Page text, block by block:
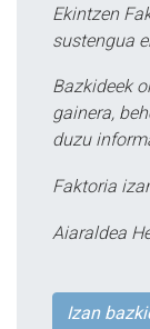
Ekintzen
sustengua
Bazkideek
gainera,
duzu
Faktoria
Aiaraldea
Izan